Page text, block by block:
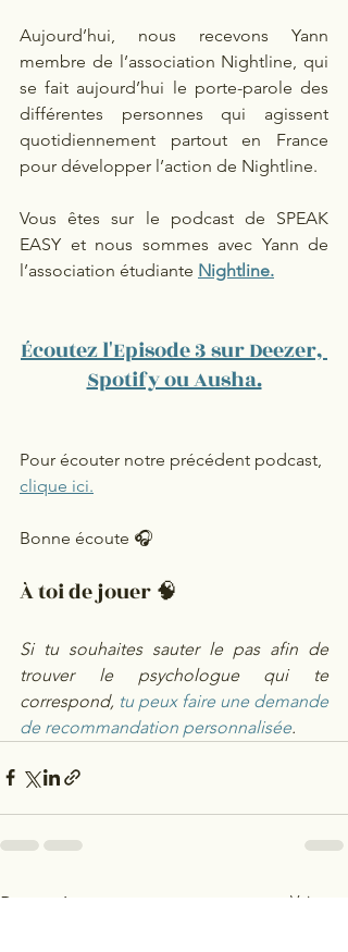
Aujourd’hui, nous recevons Yann
membre de l’association Nightline, qui
se fait aujourd’hui le porte-parole des
différentes personnes qui agissent
quotidiennement partout en France
pour développer l’action de Nightline.
Vous êtes sur le podcast de SPEAK
EASY et nous sommes avec Yann de
l’association étudiante Nightline.
Écoutez l'Episode 3 sur Deezer,
Spotify ou Ausha.
Pour écouter notre précédent podcast,
clique ici.
Bonne écoute 🎧
À toi de jouer 🧠
Si tu souhaites sauter le pas afin de
trouver le psychologue qui te
correspond, tu peux faire une demande
de recommandation personnalisée.
Posts récents Voir tout